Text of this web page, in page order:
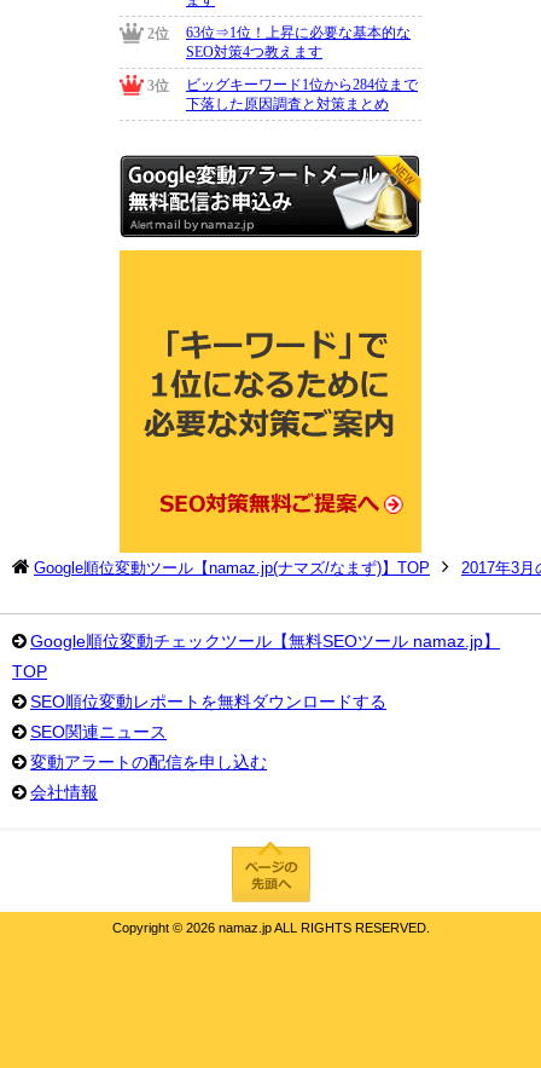
Google順位変動ツール【namaz.jp(ナマズ/なまず)】TOP 2017年3月
Google順位変動チェックツール【無料SEOツール namaz.jp】
TOP
SEO順位変動レポートを無料ダウンロードする
SEO関連ニュース
変動アラートの配信を申し込む
会社情報
Copyright © 2026 namaz.jp ALL RIGHTS RESERVED.